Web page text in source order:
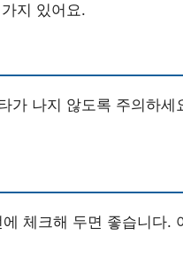
지 있어요.
가 나지 않도록 주의하세
체크해 두면 좋습니다.